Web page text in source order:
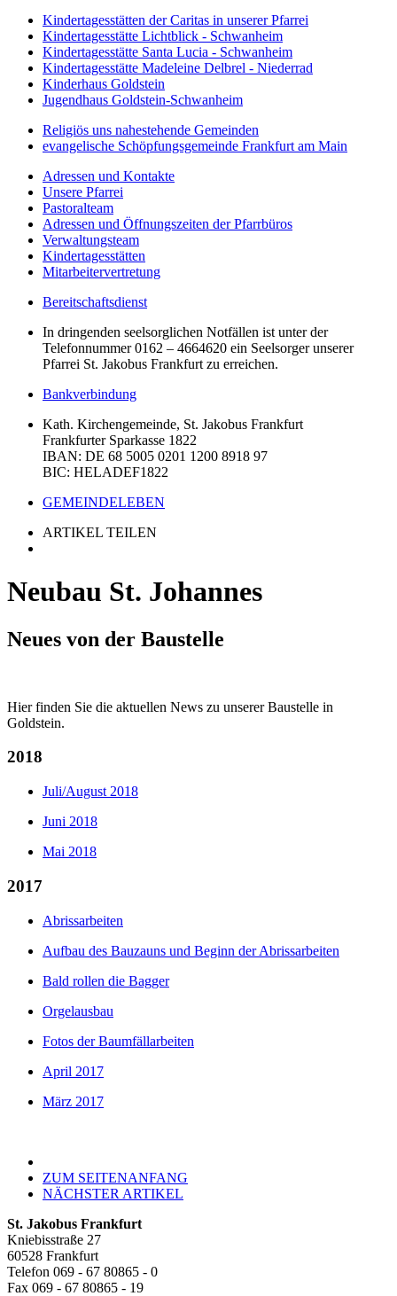
Kindertagesstätten der Caritas in unserer Pfarrei
Kindertagesstätte Lichtblick - Schwanheim
Kindertagesstätte Santa Lucia - Schwanheim
Kindertagesstätte Madeleine Delbrel - Niederrad
Kinderhaus Goldstein
Jugendhaus Goldstein-Schwanheim
Religiös uns nahestehende Gemeinden
evangelische Schöpfungsgemeinde Frankfurt am Main
Adressen und Kontakte
Unsere Pfarrei
Pastoralteam
Adressen und Öffnungszeiten der Pfarrbüros
Verwaltungsteam
Kindertagesstätten
Mitarbeitervertretung
Bereitschaftsdienst
In dringenden seelsorglichen Notfällen ist unter der
Telefonnummer 0162 – 4664620 ein Seelsorger unserer
Pfarrei St. Jakobus Frankfurt zu erreichen.
Bankverbindung
Kath. Kirchengemeinde, St. Jakobus Frankfurt
Frankfurter Sparkasse 1822
IBAN: DE 68 5005 0201 1200 8918 97
BIC: HELADEF1822
GEMEINDELEBEN
ARTIKEL TEILEN
Neubau St. Johannes
Neues von der Baustelle
Hier finden Sie die aktuellen News zu unserer Baustelle in
Goldstein.
2018
Juli/August 2018
Juni 2018
Mai 2018
2017
Abrissarbeiten
Aufbau des Bauzauns und Beginn der Abrissarbeiten
Bald rollen die Bagger
Orgelausbau
Fotos der Baumfällarbeiten
April 2017
März 2017
ZUM SEITENANFANG
NÄCHSTER ARTIKEL
St. Jakobus Frankfurt
Kniebisstraße 27
60528 Frankfurt
Telefon 069 - 67 80865 - 0
Fax 069 - 67 80865 - 19